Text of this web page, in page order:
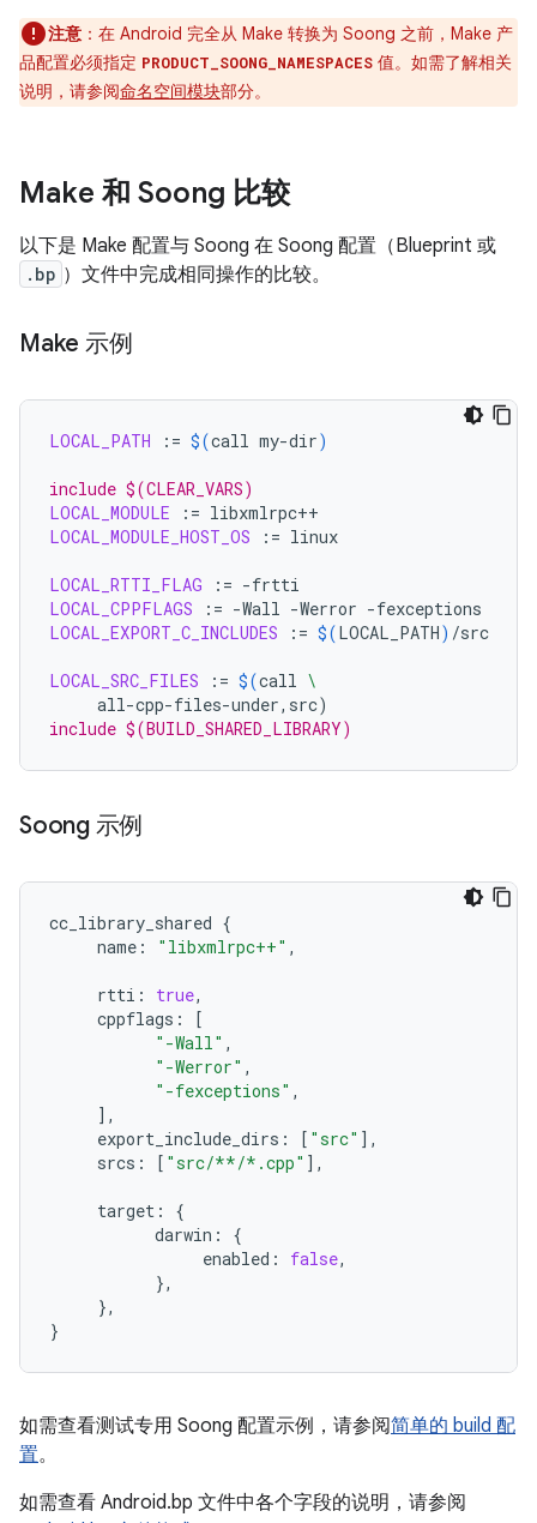
注意 ：在 Android 完全从 Make 转换为 Soong 之前，Make 产
品配置必须指定 PRODUCT_SOONG_NAMESPACES 值。如需了解相关
说明，请参阅命名空间模块部分。
Make 和 Soong 比较
以下是 Make 配置与 Soong 在 Soong 配置（Blueprint 或
.bp ）文件中完成相同操作的比较。
Make 示例
LOCAL_PATH := $(call my-dir)
include $(CLEAR_VARS)
LOCAL_MODULE
:=
LOCAL_MODULE_HOST_OS
:= linux
LOCAL_RTTI_FLAG :=
LOCAL_CPPFLAGS
:= -Wall -Werror
LOCAL_EXPORT_C_INCLUDES
:= $(LOCAL_PATH) /src
LOCAL_SRC_FILES := $(call \
all-cpp-files-under,src)
include $(BUILD_SHARED_LIBRARY)
Soong 示例
cc_library_shared {
name : "libxmlrpc++" ,
rtti : true,
cppflags :
[
"-Wall" ,
"-Werror" ,
"-fexceptions" ,
],
export_include_dirs : [ "src" ],
srcs : [ "src/**/*.cpp" ],
target :
{
darwin :
{
enabled : false,
},
},
}
如需查看测试专用 Soong 配置示例，请参阅简单的 build 配
置。
如需查看 Android.bp 文件中各个字段的说明，请参阅